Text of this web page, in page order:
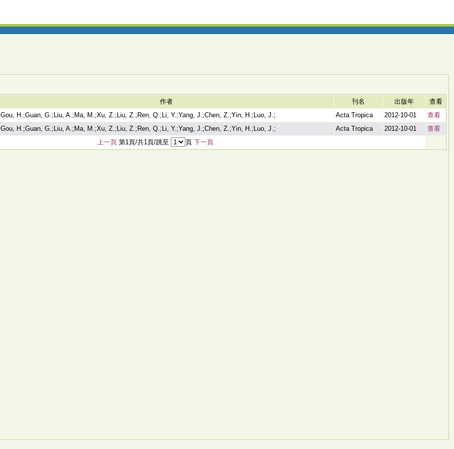
作者 刊名 出版年
查看
Gou, H.;Guan, G.;Liu, A.;Ma, M.;Xu, Z.;Liu, Z.;Ren, Q.;Li, Y.;Yang, J.;Chen, Z.;Yin, H.;Luo, J.; Acta Tropica 2012-10-01
查看
Gou, H.;Guan, G.;Liu, A.;Ma, M.;Xu, Z.;Liu, Z.;Ren, Q.;Li, Y.;Yang, J.;Chen, Z.;Yin, H.;Luo, J.; Acta Tropica 2012-10-01
查看
上一頁第1頁/共1頁/跳至 頁 下一頁